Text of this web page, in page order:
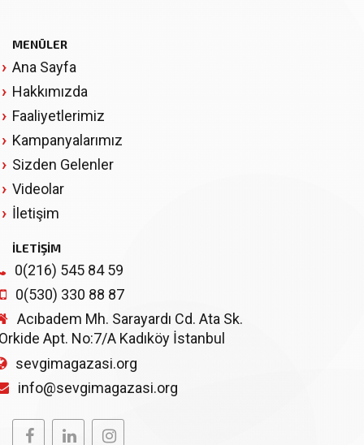
MENÜLER
Ana Sayfa
Hakkımızda
Faaliyetlerimiz
Kampanyalarımız
Sizden Gelenler
Videolar
İletişim
İLETİŞİM
0(216) 545 84 59
0(530) 330 88 87
Acıbadem Mh. Sarayardı Cd. Ata Sk.
Apt. No:7/A Kadıköy İstanbul
sevgimagazasi.org
info@sevgimagazasi.org